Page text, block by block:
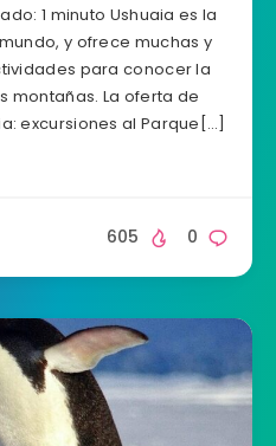
1 minuto Ushuaia es la
y ofrece muchas y
para conocer la
montañas. La oferta de
excursiones al Parque[…]
0
605